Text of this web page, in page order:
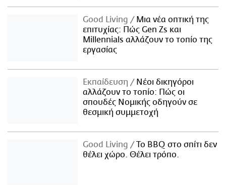
Good Living
Μια νέα οπτική της
επιτυχίας: Πώς Gen Zs και
Millennials αλλάζουν το τοπίο της
εργασίας
Εκπαίδευση
Νέοι δικηγόροι
αλλάζουν το τοπίο: Πώς οι
σπουδές Νομικής οδηγούν σε
θεσμική συμμετοχή
Good Living
Το BBQ στο σπίτι δεν
θέλει χώρο. Θέλει τρόπο.